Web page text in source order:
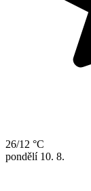
26/12 °C
pondělí 10. 8.